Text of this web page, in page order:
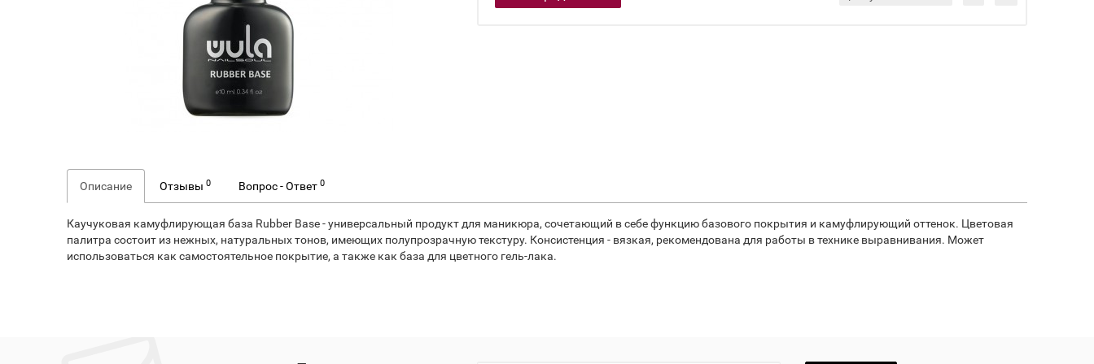
Описание Отзывы0 Вопрос - Ответ0
Каучуковая камуфлирующая база Rubber Base - универсальный продукт для маникюра, сочетающий в себе функцию базового покрытия и камуфлирующий оттенок. Цветовая
палитра состоит из нежных, натуральных тонов, имеющих полупрозрачную текстуру. Консистенция - вязкая, рекомендована для работы в технике выравнивания. Может
использоваться как самостоятельное покрытие, а также как база для цветного гель-лака.